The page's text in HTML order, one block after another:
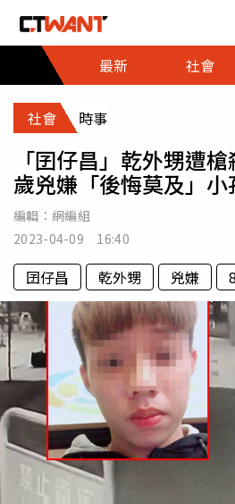
最新
社會
社會 時事
「囝仔昌」乾外甥遭
歲兇嫌「後悔莫及」
編輯： 網編組
2023-04-09 16:40
囝仔昌 乾外甥 兇嫌